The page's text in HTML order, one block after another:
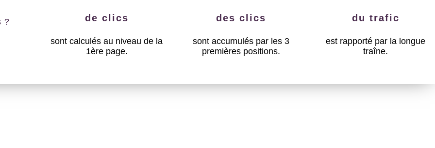
? de clics
sont calculés au niveau de la
1ère page.
des clics
sont accumulés par les 3
premières positions.
du trafic
est rapporté par la longue
traîne.